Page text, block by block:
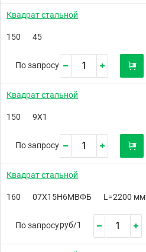
Квадрат стальной
150 45
По запросу
Квадрат стальной
150 9Х1
По запросу
Квадрат стальной
160 07Х15Н6МВФБ L=2200 мм
По запросуруб/1